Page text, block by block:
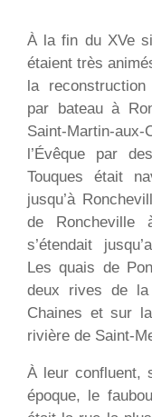
À la fin du XVe
étaient très
la
par bateau à
Saint-Martin-
l’Évêque par
Touques était
jusqu’à
de Roncheville
s’étendait
Les quais de
deux rives de
Chaines et sur
rivière de Saint-
À leur confluent,
époque, le